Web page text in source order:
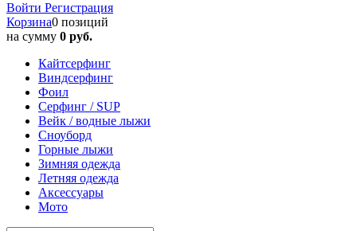
Войти Регистрация
Корзина0 позиций
на сумму 0 руб.
Кайтсерфинг
Виндсерфинг
Фоил
Серфинг / SUP
Вейк / водные лыжи
Сноуборд
Горные лыжи
Зимняя одежда
Летняя одежда
Аксессуары
Мото